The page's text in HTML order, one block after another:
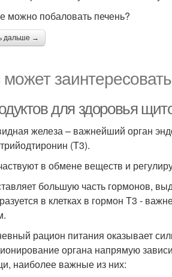
можно побаловать печень?
дальше →
заинтересовать
для здоровья
железа – важнейший орган
(T3).
в обмене веществ и
большую часть гормонов,
в клетках в гормон Т3 -
рацион питания оказывает
органа напрямую
наиболее важные из них: